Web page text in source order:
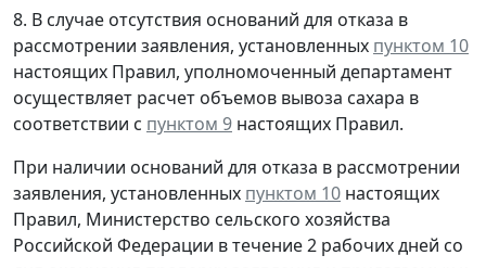
8. В случае отсутствия оснований для отказа в
рассмотрении заявления, установленных пунктом 10
настоящих Правил, уполномоченный департамент
осуществляет расчет объемов вывоза сахара в
соответствии с пунктом 9 настоящих Правил.
При наличии оснований для отказа в рассмотрении
заявления, установленных пунктом 10 настоящих
Правил, Министерство сельского хозяйства
Российской Федерации в течение 2 рабочих дней со